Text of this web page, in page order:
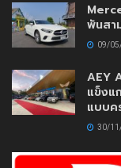
พันสา
09/
AEY
แข็งแ
แบบค
30/